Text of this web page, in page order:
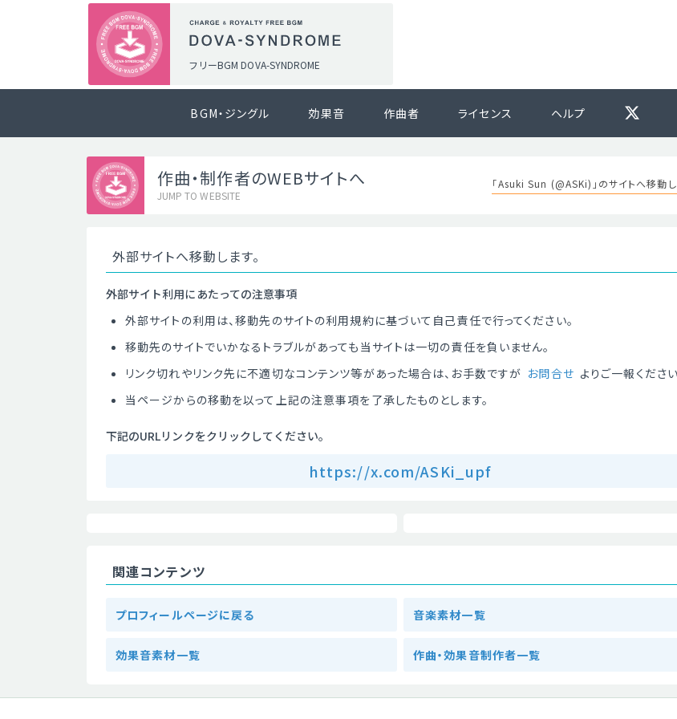
フリーBGM DOVA-SYNDROME
BGM・ジングル 効果音 作曲者 ライセンス ヘルプ
作曲・制作者のWEBサイトへ
JUMP TO WEBSITE
「Asuki Sun (@ASKi)」のサイトへ移動し
外部サイトへ移動します。
外部サイト利用にあたっての注意事項
外部サイトの利用は、移動先のサイトの利用規約に基づいて自己責任で行ってください。
移動先のサイトでいかなるトラブルがあっても当サイトは一切の責任を負いません。
リンク切れやリンク先に不適切なコンテンツ等があった場合は、お手数ですが お問合せ よりご一報ください
当ページからの移動を以って上記の注意事項を了承したものとします。
下記のURLリンクをクリックしてください。
https://x.com/ASKi_upf
関連コンテンツ
プロフィールページに戻る 音楽素材一覧
効果音素材一覧 作曲・効果音制作者一覧